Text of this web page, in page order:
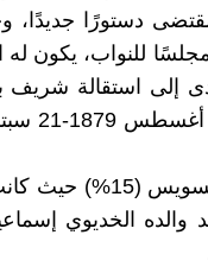
دستورًا جديدًا،
للنواب، يكون له
إلى استقالة
بيع في عهده حصة مصر في
والده الخديوي